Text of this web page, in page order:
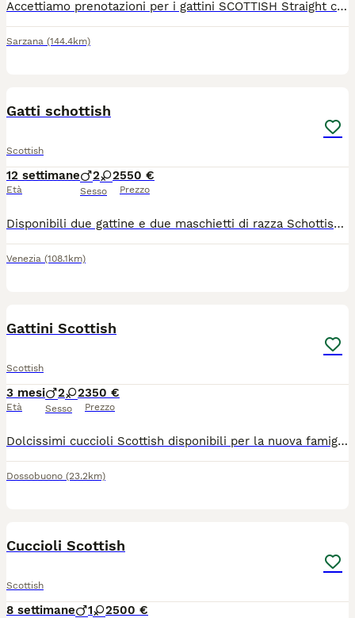
Accettiamo prenotazioni per i gattini SCOTTISH Straight che saranno consegnati a partire dal 04/07/2026 con pedigree ENFI, vaccinazione CRP, termomicrochip e trattamento antiparassitario effettuato. Controllo delle feci negativo al momento della consegna. Abituati già all'uso della lettiera.
Sarzana (144.4km)
Gatti schottish
Scottish
12 settimane
Età
2 2
Sesso
550 €
Prezzo
Disponibili due gattine e due maschietti di razza Schottish. No Pedigree. Sono nati il 12 maggio. Vengono ceduti vaccinati, sverminate e con il libretto sanitario del Medico Veterinario. Vanno già sulla lettiera. Si cedono a partire dal 12 agosto.
Venezia (108.1km)
Gattini Scottish
Scottish
3 mesi
Età
2 2
Sesso
350 €
Prezzo
Dolcissimi cuccioli Scottish disponibili per la nuova famiglia ,mangiano da soli e usano la lettiera, Sono molto adorabili e giocherellone Amano stare nella compagnia delle persone Sono già sterminati Per informazioni e foto, scrivetemi
Dossobuono (23.2km)
Cuccioli Scottish
Scottish
8 settimane 1 2500 €